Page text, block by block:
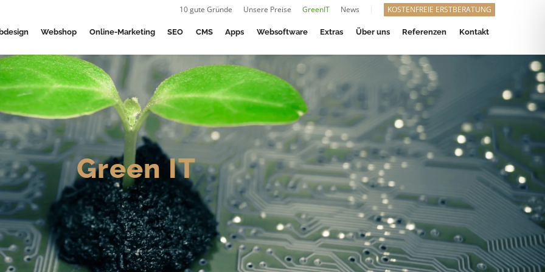
10 gute Gründe Unsere Preise GreenIT News KOSTENFREIE ERSTBERATUNG
Webshop Online-Marketing SEO CMS Apps Websoftware Extras Über uns Referenzen Kontakt
Green IT